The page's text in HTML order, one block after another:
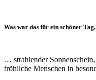
Was war das für ein schöner
… strahlender
fröhliche Menschen in